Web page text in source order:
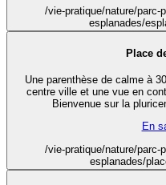
/vie-pratique/nature/parc-
esplanades/
Place
Une parenthèse de calme à
centre ville et une vue en
Bienvenue sur la
En
/vie-pratique/nature/parc-
esplanades/